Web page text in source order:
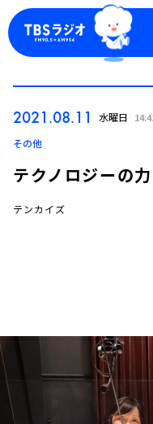
トピックス
TBS Podcast
お知らせ
イベント・グッズ
YouTube
2021.08.11 水曜日
その他
テクノロジーの
テンカイズ